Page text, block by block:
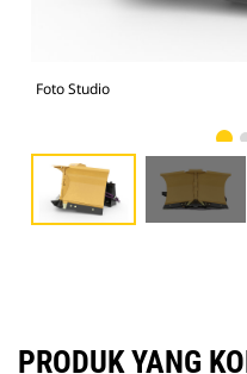
Foto Studio
PRODUK YANG